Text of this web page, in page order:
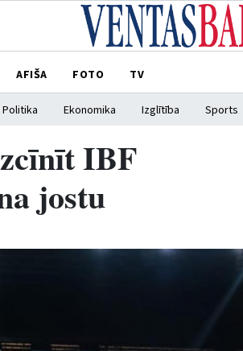
AFIŠA FOTO TV
Politika Ekonomika Izglītība Sports
IBF
jostu